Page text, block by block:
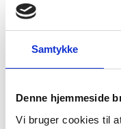
Samtykke
Denne hjemmeside
Vi bruger cookies til
Årsrapporten 2024-12
Årsrapporten 2023-12
Årsrapporten 2022-12